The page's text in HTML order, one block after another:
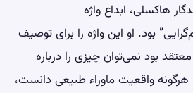
هاکسلی، ابداع واژه
بود. او این واژه را برای توصیف
بود نمی‌توان چیزی را درباره
واقعیت ماوراء طبیعی دانست،